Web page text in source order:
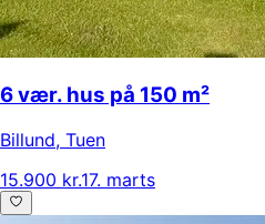
6 vær. hus på 150 m²
Billund, Tuen
15.900 kr.17. marts